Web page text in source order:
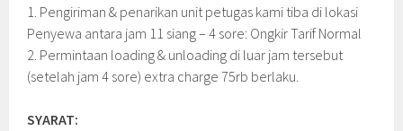
1. Pengiriman & penarikan unit petugas kami tiba di lokasi
Penyewa antara jam 11 siang – 4 sore: Ongkir Tarif Normal
2. Permintaan loading & unloading di luar jam tersebut
(setelah jam 4 sore) extra charge 75rb berlaku.
SYARAT: